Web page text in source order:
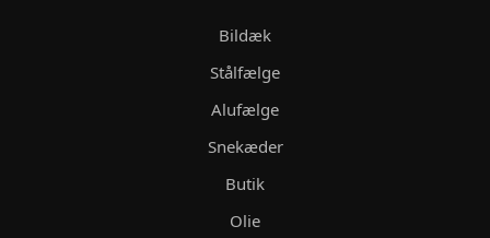
Bildæk
Stålfælge
Alufælge
Snekæder
Butik
Olie